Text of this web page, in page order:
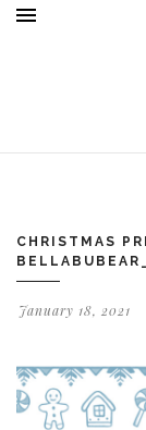
CHRISTMAS
January 18, 2021